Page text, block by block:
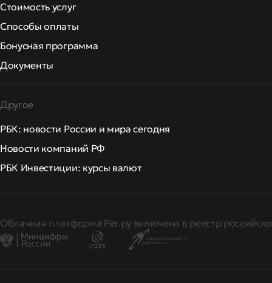
Стоимость услуг
Способы оплаты
Бонусная программа
Документы
Другое
РБК: новости России и мира сегодня
Новости компаний РФ
РБК Инвестиции: курсы валют
Облачная платформа Рег.ру включена в реестр